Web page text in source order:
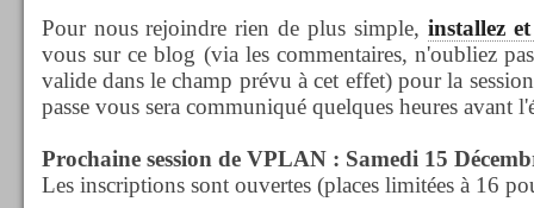
Pour nous rejoindre rien de plus simple, installez
vous sur ce blog (via les commentaires, n'oubliez
valide dans le champ prévu à cet effet) pour la
passe vous sera communiqué quelques heures avant
Prochaine session de VPLAN : Samedi 15
Les inscriptions sont ouvertes (places limitées à 16